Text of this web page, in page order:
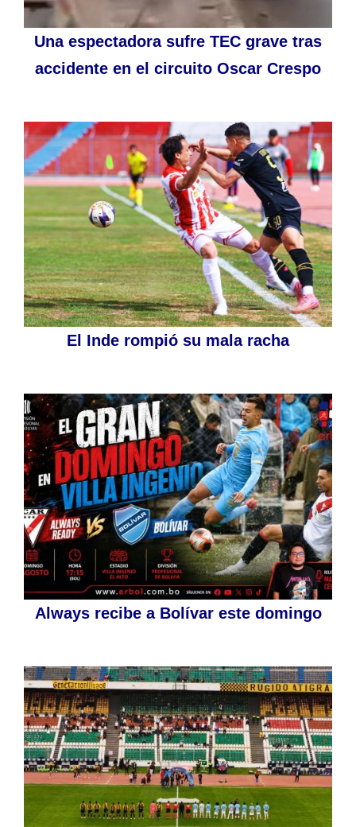
Una espectadora sufre TEC grave tras
accidente en el circuito Oscar Crespo
El Inde rompió su mala racha
Always recibe a Bolívar este domingo